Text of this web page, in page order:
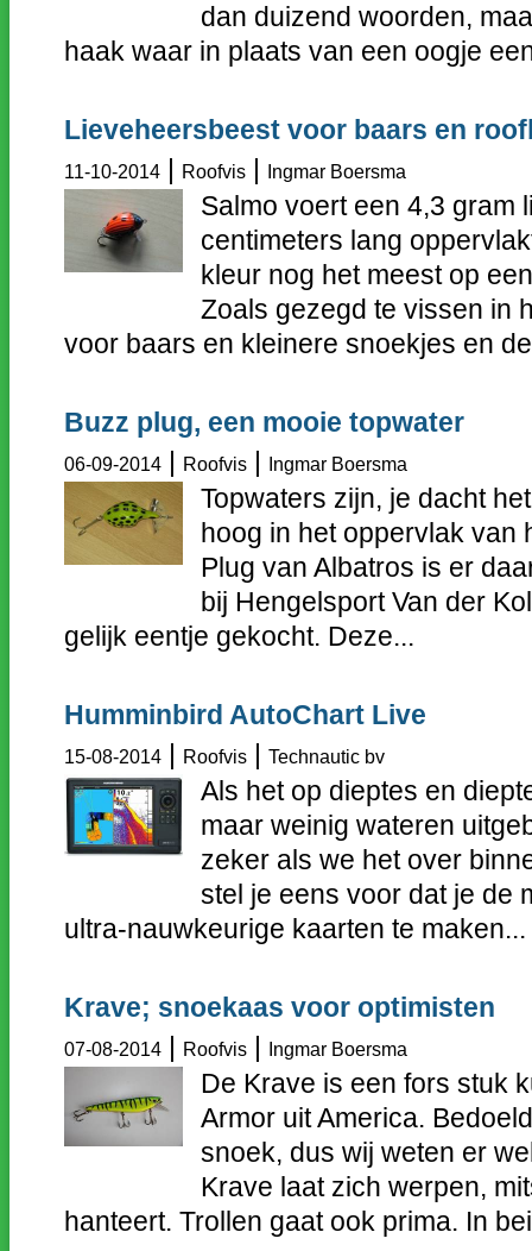
dan duizend woorden,
haak waar in plaats van een oogje
Lieveheersbeest voor baars en
11-10-2014 | Roofvis | Ingmar Boersma
Salmo voert een 4,3 gram
centimeters lang
kleur nog het meest op
Zoals gezegd te vissen in
voor baars en kleinere snoekjes en
Buzz plug, een mooie topwater
06-09-2014 | Roofvis | Ingmar Boersma
Topwaters zijn, je dacht
hoog in het oppervlak van
Plug van Albatros is er
bij Hengelsport Van der
gelijk eentje gekocht. Deze...
Humminbird AutoChart Live
15-08-2014 | Roofvis | Technautic bv
Als het op dieptes en
maar weinig wateren
zeker als we het over
stel je eens voor dat je de
ultra-nauwkeurige kaarten te maken...
Krave; snoekaas voor optimisten
07-08-2014 | Roofvis | Ingmar Boersma
De Krave is een fors stuk
Armor uit America.
snoek, dus wij weten er
Krave laat zich werpen,
hanteert. Trollen gaat ook prima. In